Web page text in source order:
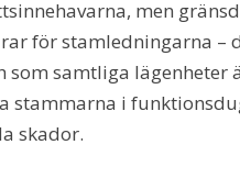
men
för stamledningarna –
som samtliga lägenheter
stammarna i
skador.